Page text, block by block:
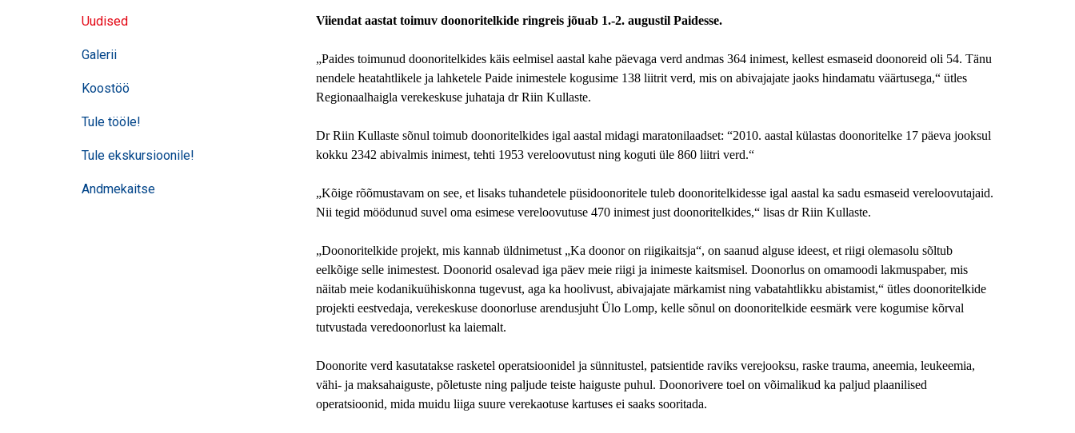
navigatsioon
Uudised
Galerii
Koostöö
Tule tööle!
Tule ekskursioonile!
Andmekaitse
Viiendat aastat toimuv doonoritelkide ringreis jõuab 1.-2. augustil Paidesse.
„Paides toimunud doonoritelkides käis eelmisel aastal kahe päevaga verd andmas 364 inimest, kellest esmaseid doonoreid oli 54. Tänu
nendele heatahtlikele ja lahketele Paide inimestele kogusime 138 liitrit verd, mis on abivajajate jaoks hindamatu väärtusega,“ ütles
Regionaalhaigla verekeskuse juhataja dr Riin Kullaste.
Dr Riin Kullaste sõnul toimub doonoritelkides igal aastal midagi maratonilaadset: “2010. aastal külastas doonoritelke 17 päeva jooksul
kokku 2342 abivalmis inimest, tehti 1953 vereloovutust ning koguti üle 860 liitri verd.“
„Kõige rõõmustavam on see, et lisaks tuhandetele püsidoonoritele tuleb doonoritelkidesse igal aastal ka sadu esmaseid vereloovutajaid.
Nii tegid möödunud suvel oma esimese vereloovutuse 470 inimest just doonoritelkides,“ lisas dr Riin Kullaste.
„Doonoritelkide projekt, mis kannab üldnimetust „Ka doonor on riigikaitsja“, on saanud alguse ideest, et riigi olemasolu sõltub
eelkõige selle inimestest. Doonorid osalevad iga päev meie riigi ja inimeste kaitsmisel. Doonorlus on omamoodi lakmuspaber, mis
näitab meie kodanikuühiskonna tugevust, aga ka hoolivust, abivajajate märkamist ning vabatahtlikku abistamist,“ ütles doonoritelkide
projekti eestvedaja, verekeskuse doonorluse arendusjuht Ülo Lomp, kelle sõnul on doonoritelkide eesmärk vere kogumise kõrval
tutvustada veredoonorlust ka laiemalt.
Doonorite verd kasutatakse rasketel operatsioonidel ja sünnitustel, patsientide raviks verejooksu, raske trauma, aneemia, leukeemia,
vähi- ja maksahaiguste, põletuste ning paljude teiste haiguste puhul. Doonorivere toel on võimalikud ka paljud plaanilised
operatsioonid, mida muidu liiga suure verekaotuse kartuses ei saaks sooritada.